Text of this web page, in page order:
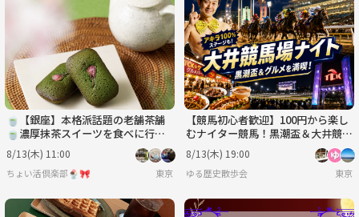
🍵【銀座】本格派話題の老舗茶舗
🍵濃厚抹茶スイーツを食べに行こ
う😊
8/13(木) 11:00
ちょい活倶楽部🍨🎀 東京
【競馬初心者歓迎】100円から楽し
むナイター競馬！黒潮盃＆大井競馬
場グルメを満喫
8/13(木) 19:00
ゆる歴史散歩会 東京